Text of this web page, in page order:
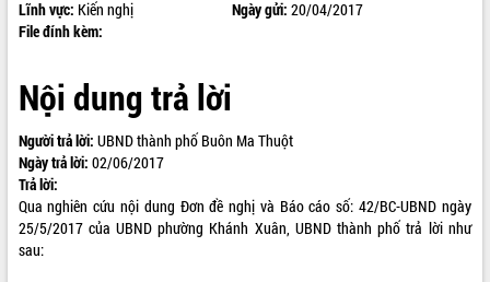
Lĩnh vực: Kiến nghị Ngày gửi: 20/04/2017
File đính kèm:
Nội dung trả lời
Người trả lời: UBND thành phố Buôn Ma Thuột
Ngày trả lời: 02/06/2017
Trả lời:
Qua nghiên cứu nội dung Đơn đề nghị và Báo cáo số: 42/BC-UBND ngày
25/5/2017 của UBND phường Khánh Xuân, UBND thành phố trả lời như
sau: